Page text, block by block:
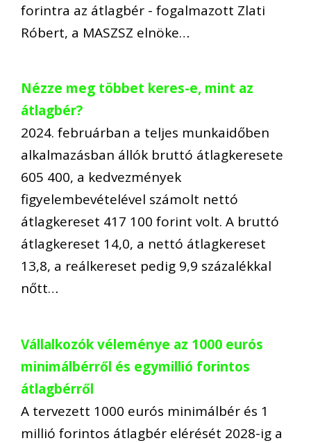
forintra az átlagbér - fogalmazott Zlati
Róbert, a MASZSZ elnöke…
Nézze meg többet keres-e, mint az
átlagbér?
2024. februárban a teljes munkaidőben
alkalmazásban állók bruttó átlagkeresete
605 400, a kedvezmények
figyelembevételével számolt nettó
átlagkereset 417 100 forint volt. A bruttó
átlagkereset 14,0, a nettó átlagkereset
13,8, a reálkereset pedig 9,9 százalékkal
nőtt…
Vállalkozók véleménye az 1000 eurós
minimálbérről és egymillió forintos
átlagbérről
A tervezett 1000 eurós minimálbér és 1
millió forintos átlagbér elérését 2028-ig a